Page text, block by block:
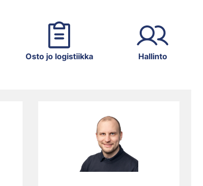
Osto jo logistiikka Hallinto